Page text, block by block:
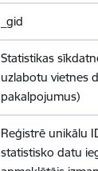
_gid
Statistikas
uzlabotu vietnes
pakalpojumus)
Reģistrē unikālu
statistisko datu